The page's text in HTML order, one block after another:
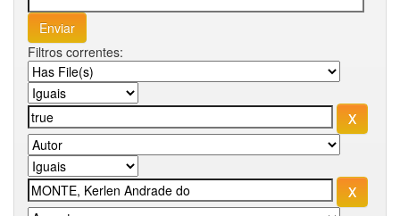
Filtros correntes: